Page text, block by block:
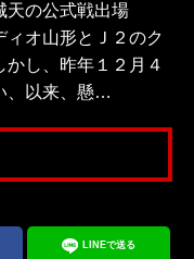
天の公式戦出場
オ山形とＪ２のク
し、昨年１２月４
、以来、懸…
LINEで送る